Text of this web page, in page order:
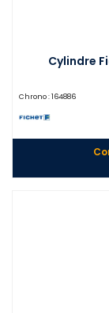
Cylindre
Chrono : 164886